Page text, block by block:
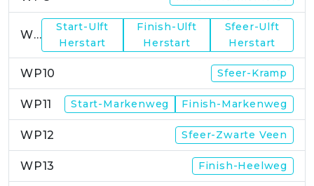
WP9
Start-Ulft
Herstart
Finish-Ulft
Herstart
Sfeer-Ulft
Herstart
WP10 Sfeer-Kramp
WP11 Start-Markenweg Finish-Markenweg
WP12 Sfeer-Zwarte Veen
WP13 Finish-Heelweg